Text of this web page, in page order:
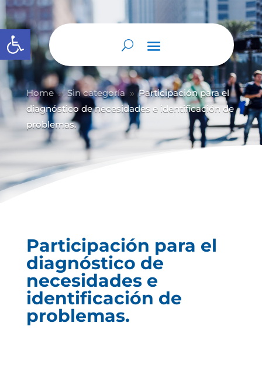
Abrir barra de herramientas
Home 9 Sin categoría 9 Participación para el
diagnóstico de necesidades e identificación de
problemas.
Participación para el
diagnóstico de
necesidades e
identificación de
problemas.